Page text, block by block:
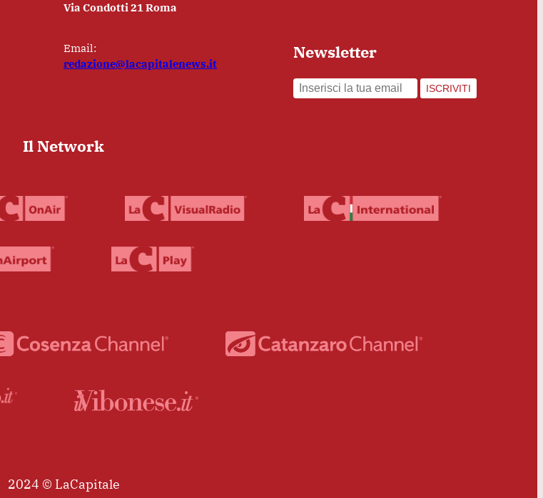
Via Condotti 21 Roma
Email:
redazione@lacapitalenews.it
Newsletter
ISCRIVITI
Il Network
2024 © LaCapitale